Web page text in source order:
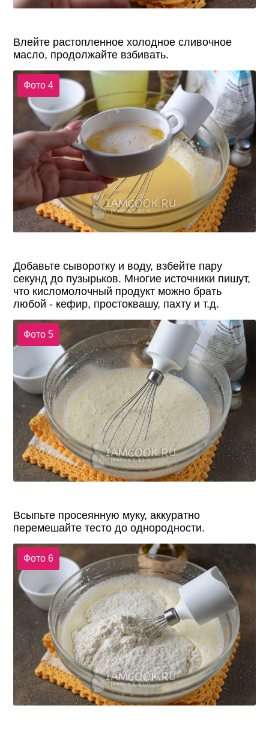
Влейте растопленное холодное сливочное
масло, продолжайте взбивать.
Фото 4
Добавьте сыворотку и воду, взбейте пару
секунд до пузырьков. Многие источники пишут,
что кисломолочный продукт можно брать
любой - кефир, простоквашу, пахту и т.д.
Фото 5
Всыпьте просеянную муку, аккуратно
перемешайте тесто до однородности.
Фото 6